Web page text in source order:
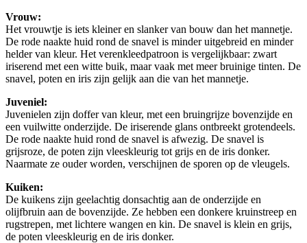
Vrouw:
Het vrouwtje is iets kleiner en slanker van bouw dan het mannetje.
De rode naakte huid rond de snavel is minder uitgebreid en minder
helder van kleur. Het verenkleedpatroon is vergelijkbaar: zwart
iriserend met een witte buik, maar vaak met meer bruinige tinten. De
snavel, poten en iris zijn gelijk aan die van het mannetje.
Juveniel:
Juvenielen zijn doffer van kleur, met een bruingrijze bovenzijde en
een vuilwitte onderzijde. De iriserende glans ontbreekt grotendeels.
De rode naakte huid rond de snavel is afwezig. De snavel is
grijsroze, de poten zijn vleeskleurig tot grijs en de iris donker.
Naarmate ze ouder worden, verschijnen de sporen op de vleugels.
Kuiken:
De kuikens zijn geelachtig donsachtig aan de onderzijde en
olijfbruin aan de bovenzijde. Ze hebben een donkere kruinstreep en
rugstrepen, met lichtere wangen en kin. De snavel is klein en grijs,
de poten vleeskleurig en de iris donker.